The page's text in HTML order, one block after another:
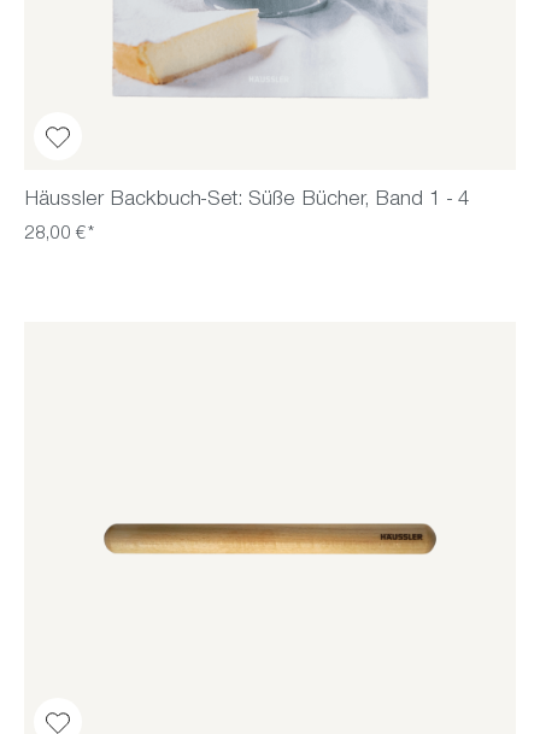
Häussler Backbuch-Set: Süße Bücher, Band 1 - 4
28,00 €*